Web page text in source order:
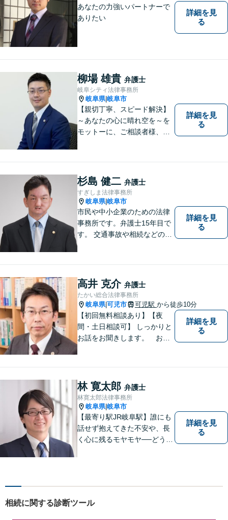
あなたの力強いパートナーで
ありたい
詳細を見
る
柳場 雄貴 弁護士
岐阜シティ法律事務所
岐阜県|岐阜市
【親切丁寧、スピード解決】
～あなたの心に晴れ空を～を
モットーに、ご相談者様、依
てサポートさせて頂きます。
お気軽にご相談下さい。
詳細を見
る
杉島 健二 弁護士
すぎしま法律事務所
岐阜県|岐阜市
市民や中小企業のための法律
事務所です。弁護士15年目で
す。 交通事故や相続などの相
などの家事事件を解決してき
ました。特に交通事故では多
くの後遺障害事故や死亡事故
を解決してきました。
詳細を見
る
高井 克介 弁護士
たかい総合法律事務所
岐阜県|可児市 可児駅 から徒歩10分
【初回無料相談あり】【夜
間・土日相談可】 しっかりと
お話をお聞きします。 お気
詳細を見
る
林 寛太郎 弁護士
林寛太郎法律事務所
岐阜県|岐阜市
【最寄り駅JR岐阜駅】誰にも
話せず抱えてきた不安や、長
く心に残るモヤモヤ──どうぞ
一緒に見つけていきます。
密着型の法律事務所】
詳細を見
る
相続に関する診断ツール